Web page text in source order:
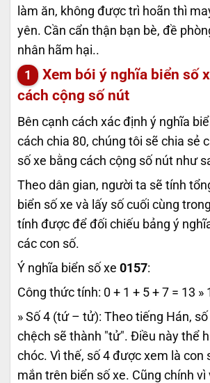
làm ăn, không được trì hoãn thì
yên. Cần cẩn thận bạn bè, đề
nhân hãm hại..
Xem bói ý nghĩa biển số
cách cộng số nút
Bên cạnh cách xác định ý nghĩa
cách chia 80, chúng tôi sẽ chia sẻ
số xe bằng cách cộng số nút như
Theo dân gian, người ta sẽ tính
biển số xe và lấy số cuối cùng
tính được để đối chiếu bảng ý
các con số.
Ý nghĩa biển số xe 0157:
Công thức tính: 0 + 1 + 5 + 7 = 13 »
» Số 4 (tứ – tử): Theo tiếng Hán,
chệch sẽ thành "tử". Điều này thể
chóc. Vì thế, số 4 được xem là con
mắn trên biển số xe. Cũng chính vì